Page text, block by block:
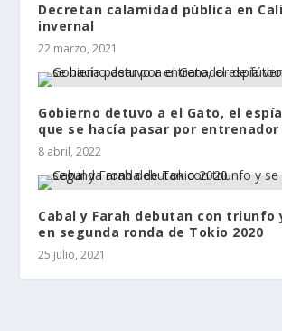
Decretan calamidad pública en
invernal
22 marzo, 2021
Gobierno detuvo a el Gato, el
que se hacía pasar por
8 abril, 2022
Cabal y Farah debutan con triunfo
en segunda ronda de Tokio 2020
25 julio, 2021